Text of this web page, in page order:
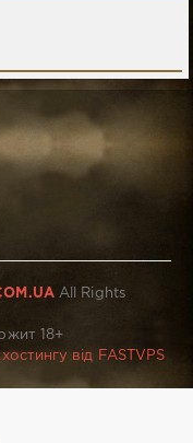
All Rights
18+
від FASTVPS